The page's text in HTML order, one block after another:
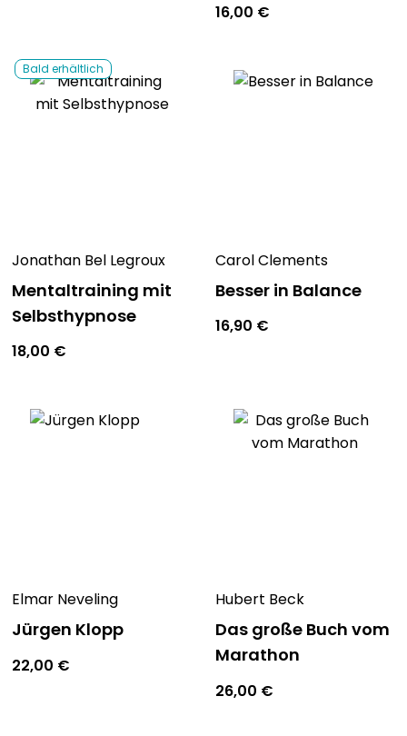
16,00 €
Bald erhältlich
Jonathan Bel Legroux
Mentaltraining mit
Selbsthypnose
18,00 €
Carol Clements
Besser in Balance
16,90 €
Elmar Neveling
Jürgen Klopp
22,00 €
Hubert Beck
Das große Buch vom
Marathon
26,00 €